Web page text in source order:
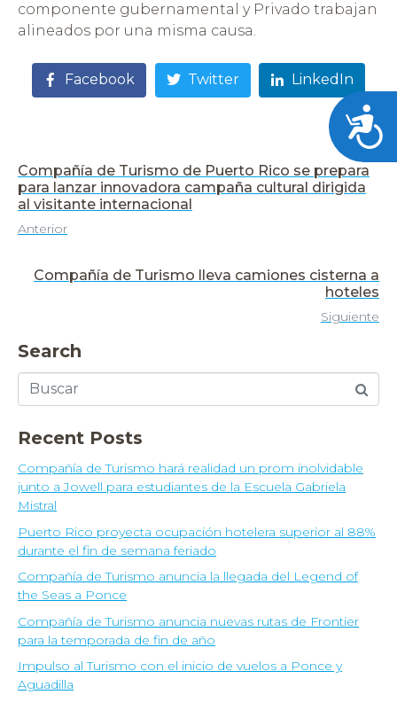
componente gubernamental y Privado trabajan
alineados por una misma causa.
Facebook Twitter LinkedIn
Compañía de Turismo de Puerto Rico se prepara
para lanzar innovadora campaña cultural dirigida
al visitante internacional
Anterior
Compañía de Turismo lleva camiones cisterna a
hoteles
Siguiente
Search
Recent Posts
Compañía de Turismo hará realidad un prom inolvidable
junto a Jowell para estudiantes de la Escuela Gabriela
Mistral
Puerto Rico proyecta ocupación hotelera superior al 88%
durante el fin de semana feriado
Compañía de Turismo anuncia la llegada del Legend of
the Seas a Ponce
Compañía de Turismo anuncia nuevas rutas de Frontier
para la temporada de fin de año
Impulso al Turismo con el inicio de vuelos a Ponce y
Aguadilla